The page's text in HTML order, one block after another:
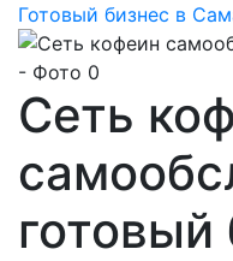
Готовый бизнес в
Сеть
готовый